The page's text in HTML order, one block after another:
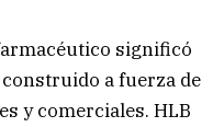
significó
a fuerza de
y comerciales. HLB